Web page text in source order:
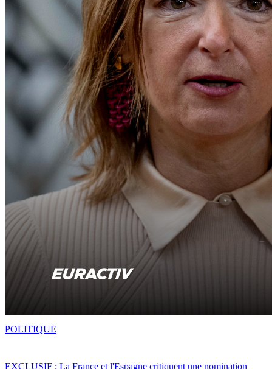
EXCLUSIF : La France et l'Espagne critiquent une nomination
POLITIQUE